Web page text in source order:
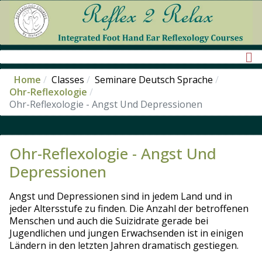
Home Classes
Seminare Deutsch Sprache
Ohr-Reflexologie
Ohr-Reflexologie - Angst Und Depressionen
Ohr-Reflexologie - Angst Und
Depressionen
Angst und Depressionen sind in jedem Land und in
jeder Altersstufe zu finden. Die Anzahl der betroffenen
Menschen und auch die Suizidrate gerade bei
Jugendlichen und jungen Erwachsenden ist in einigen
Ländern in den letzten Jahren dramatisch gestiegen.